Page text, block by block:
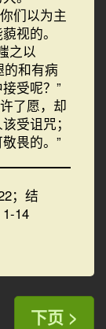
们以为主
视的。
之以
和有病
受呢？”
了愿，却
受诅咒；
畏的。”
；结
14
下页 >